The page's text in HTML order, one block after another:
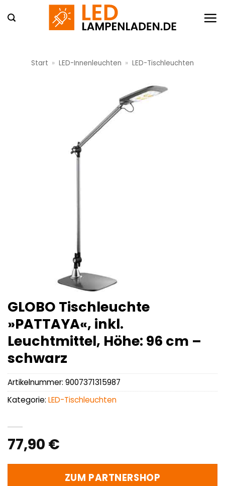
Inhalt
Start » LED-Innenleuchten » LED-Tischleuchten
GLOBO Tischleuchte
»PATTAYA«, inkl.
Leuchtmittel, Höhe: 96 cm –
schwarz
77,90 €
ZUM PARTNERSHOP
Artikelnummer: 9007371315987
Kategorie: LED-Tischleuchten